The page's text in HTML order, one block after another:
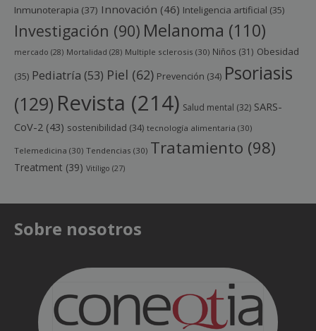
Inmunoterapia (37) Innovación (46) Inteligencia artificial (35)
Investigación (90) Melanoma (110)
mercado (28) Mortalidad (28) Multiple sclerosis (30) Niños (31) Obesidad
(35) Pediatría (53) Piel (62) Prevención (34) Psoriasis
(129) Revista (214) Salud mental (32) SARS-
CoV-2 (43) sostenibilidad (34) tecnología alimentaria (30)
Telemedicina (30) Tendencias (30) Tratamiento (98)
Treatment (39) Vitíligo (27)
Sobre nosotros